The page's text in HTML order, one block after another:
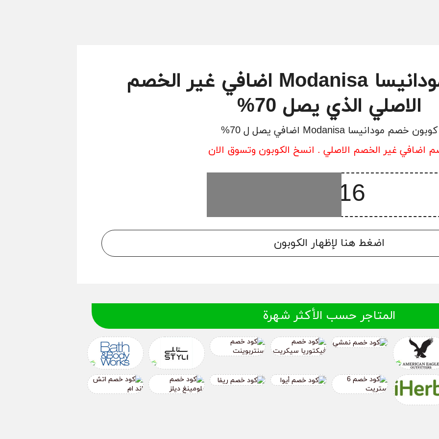
كود خصم مودانيسا Modanisa اضافي غير الخصم
الاصلي الذي يصل 70%
كوبون خصم مودانيسا Modanisa اضافي يصل ل 70%
اضافي غير الخصم الاصلي . انسخ الكوبون وتسوق الان
اضغط هنا لإظهار الكوبون
المتاجر حسب الأكثر شهرة